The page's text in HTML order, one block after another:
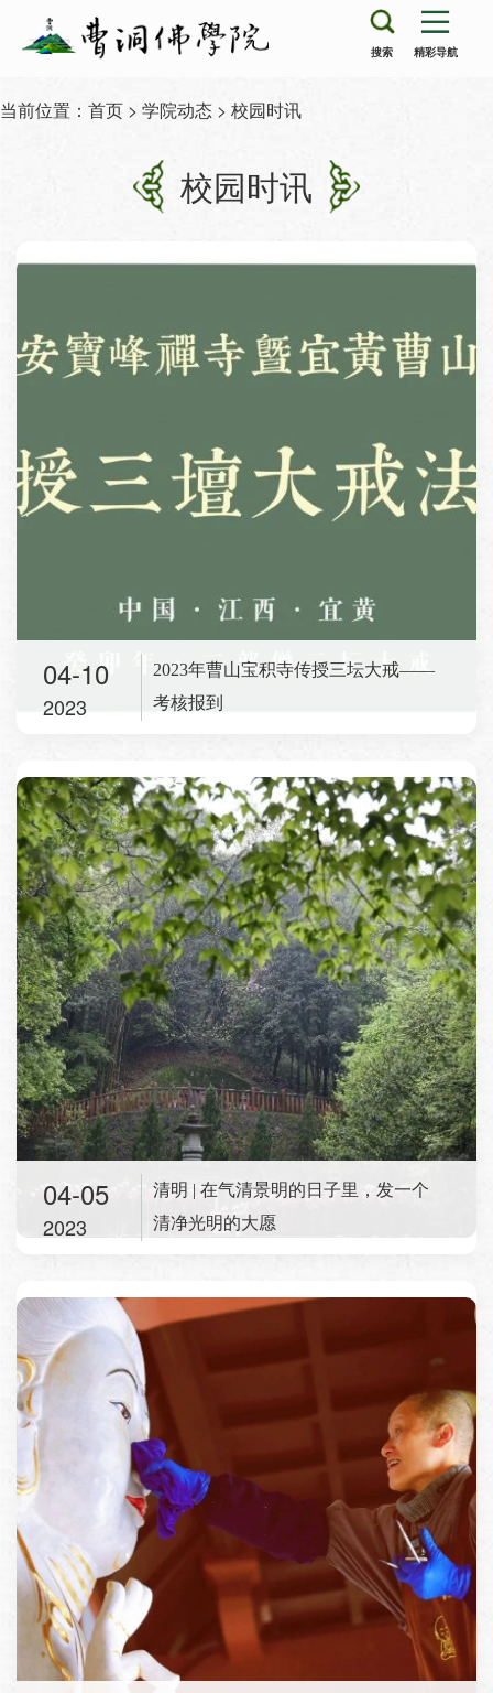
搜索 精彩导航
当前位置： 首页 > 学院动态 > 校园时讯
校园时讯
04-10
2023
2023年曹山宝积寺传授三坛大戒——
考核报到
04-05
2023
清明 | 在气清景明的日子里，发一个
清净光明的大愿